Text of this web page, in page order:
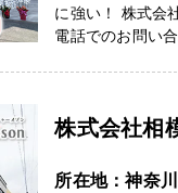
に強い！ 株式
電話でのお問い
株式会社相
所在地：神奈